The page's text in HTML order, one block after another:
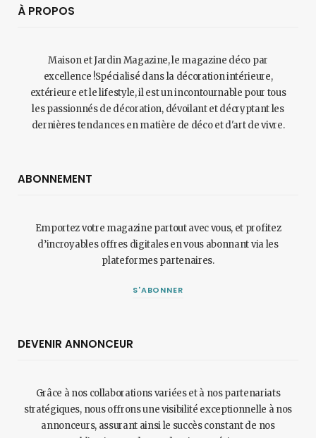
À PROPOS
Maison et Jardin Magazine, le magazine déco par
excellence !Spécialisé dans la décoration intérieure,
extérieure et le lifestyle, il est un incontournable pour tous
les passionnés de décoration, dévoilant et décryptant les
dernières tendances en matière de déco et d'art de vivre.
ABONNEMENT
Emportez votre magazine partout avec vous, et profitez
d’incroyables offres digitales en vous abonnant via les
plateformes partenaires.
S'ABONNER
DEVENIR ANNONCEUR
Grâce à nos collaborations variées et à nos partenariats
stratégiques, nous offrons une visibilité exceptionnelle à nos
annonceurs, assurant ainsi le succès constant de nos